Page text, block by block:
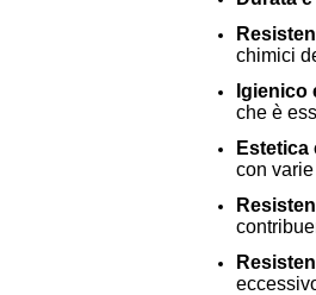
chimici
Igienico
che è
Estetica
con